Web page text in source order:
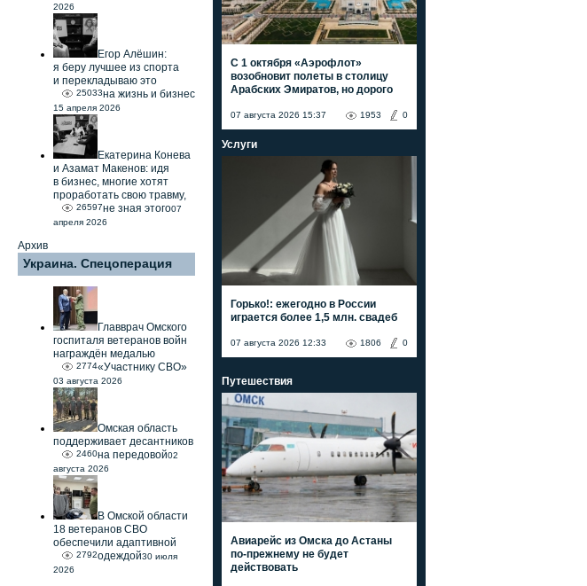
2026
Егор Алёшин:
я беру лучшее из спорта
и перекладываю это
на жизнь и бизнес
25033
15 апреля 2026
Екатерина Конева
и Азамат Макенов: идя
в бизнес, многие хотят
проработать свою травму,
не зная этого
26597
07
апреля 2026
Архив
Украина. Спецоперация
Главврач Омского
госпиталя ветеранов войн
награждён медалью
«Участнику СВО»
2774
03 августа 2026
Омская область
поддерживает десантников
на передовой
2460
02
августа 2026
В Омской области
18 ветеранов СВО
обеспечили адаптивной
одеждой
2792
30 июля
2026
С 1 октября «Аэрофлот»
возобновит полеты в столицу
Арабских Эмиратов, но дорого
07 августа 2026 15:37 0
1953
Услуги
Горько!: ежегодно в России
играется более 1,5 млн. свадеб
07 августа 2026 12:33 0
1806
Путешествия
Авиарейс из Омска до Астаны
по-прежнему не будет
действовать